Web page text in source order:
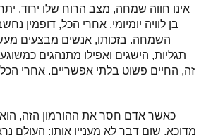
אינו חווה שמחה, מצב הרוח שלו ירוד. יתר
בן לוויה יומיומי. אחרי הכל, דופמין
השמחה. בזכותו, אנשים מבצעים
תגליות, הישגים ואפילו מתנהגים
זה, החיים פשוט בלתי אפשריים. אחרי
כאשר אדם חסר את ההורמון הזה, הוא
מדוכא. שום דבר לא מעניין אותו; העולם